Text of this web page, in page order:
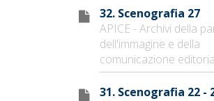
32. Scenografia 27
APICE - Archivi della
dell'immagine e della
comunicazione
31. Scenografia 22 -